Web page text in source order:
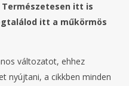
Természetesen itt is
itt a műkörmös
változatot, ehhez
nyújtani, a cikkben minden